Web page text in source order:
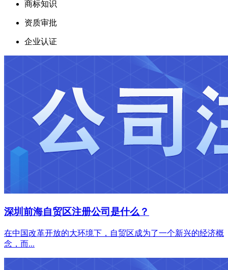
商标知识
资质审批
企业认证
深圳前海自贸区注册公司是什么？
在中国改革开放的大环境下，自贸区成为了一个新兴的经济概
念，而...